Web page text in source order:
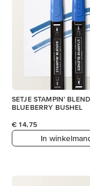
SETJE STAMPIN’
BLUEBERRY BUSHEL
€ 14,75
In